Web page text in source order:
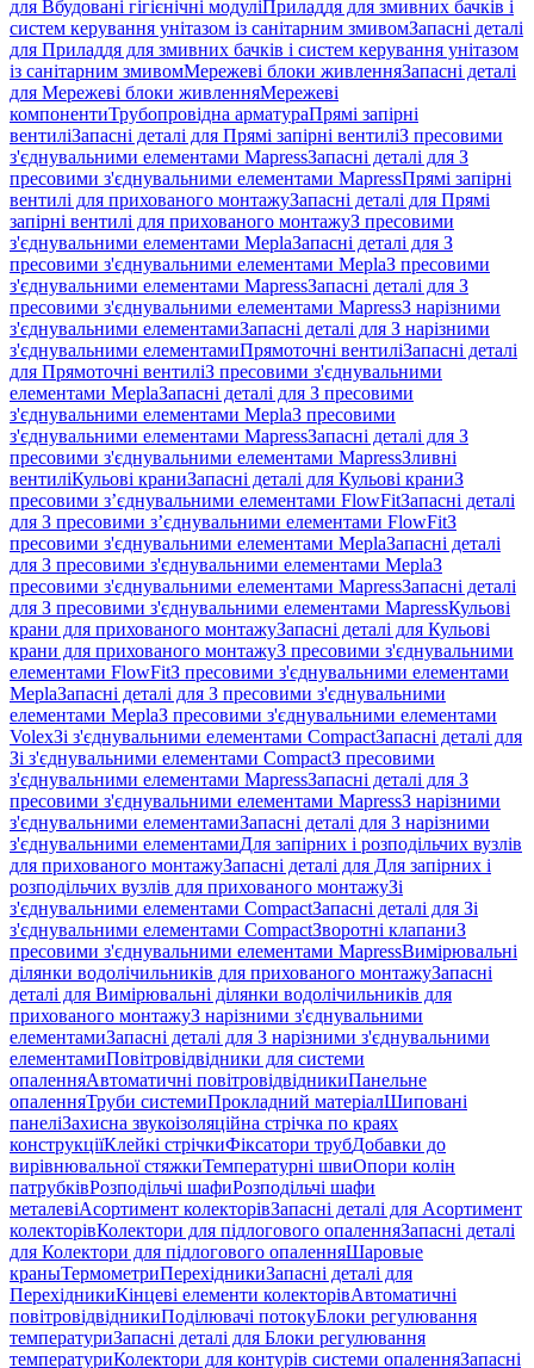
для Вбудовані гігієнічні модуліПриладдя для змивних бачків і
систем керування унітазом із санітарним змивомЗапасні деталі
для Приладдя для змивних бачків і систем керування унітазом
із санітарним змивомМережеві блоки живленняЗапасні деталі
для Мережеві блоки живленняМережеві
компонентиТрубопровідна арматураПрямі запірні
вентиліЗапасні деталі для Прямі запірні вентиліЗ пресовими
з'єднувальними елементами MapressЗапасні деталі для З
пресовими з'єднувальними елементами MapressПрямі запірні
вентилі для прихованого монтажуЗапасні деталі для Прямі
запірні вентилі для прихованого монтажуЗ пресовими
з'єднувальними елементами MeplaЗапасні деталі для З
пресовими з'єднувальними елементами MeplaЗ пресовими
з'єднувальними елементами MapressЗапасні деталі для З
пресовими з'єднувальними елементами MapressЗ нарізними
з'єднувальними елементамиЗапасні деталі для З нарізними
з'єднувальними елементамиПрямоточні вентиліЗапасні деталі
для Прямоточні вентиліЗ пресовими з'єднувальними
елементами MeplaЗапасні деталі для З пресовими
з'єднувальними елементами MeplaЗ пресовими
з'єднувальними елементами MapressЗапасні деталі для З
пресовими з'єднувальними елементами MapressЗливні
вентиліКульові краниЗапасні деталі для Кульові краниЗ
пресовими з’єднувальними елементами FlowFitЗапасні деталі
для З пресовими з’єднувальними елементами FlowFitЗ
пресовими з'єднувальними елементами MeplaЗапасні деталі
для З пресовими з'єднувальними елементами MeplaЗ
пресовими з'єднувальними елементами MapressЗапасні деталі
для З пресовими з'єднувальними елементами MapressКульові
крани для прихованого монтажуЗапасні деталі для Кульові
крани для прихованого монтажуЗ пресовими з'єднувальними
елементами FlowFitЗ пресовими з'єднувальними елементами
MeplaЗапасні деталі для З пресовими з'єднувальними
елементами MeplaЗ пресовими з'єднувальними елементами
VolexЗі з'єднувальними елементами CompactЗапасні деталі для
Зі з'єднувальними елементами CompactЗ пресовими
з'єднувальними елементами MapressЗапасні деталі для З
пресовими з'єднувальними елементами MapressЗ нарізними
з'єднувальними елементамиЗапасні деталі для З нарізними
з'єднувальними елементамиДля запірних і розподільчих вузлів
для прихованого монтажуЗапасні деталі для Для запірних і
розподільчих вузлів для прихованого монтажуЗі
з'єднувальними елементами CompactЗапасні деталі для Зі
з'єднувальними елементами CompactЗворотні клапаниЗ
пресовими з'єднувальними елементами MapressВимірювальні
ділянки водолічильників для прихованого монтажуЗапасні
деталі для Вимірювальні ділянки водолічильників для
прихованого монтажуЗ нарізними з'єднувальними
елементамиЗапасні деталі для З нарізними з'єднувальними
елементамиПовітровідвідники для системи
опаленняАвтоматичні повітровідвідникиПанельне
опаленняТруби системиПрокладний матеріалШиповані
панеліЗахисна звукоізоляційна стрічка по краях
конструкціїКлейкі стрічкиФіксатори трубДобавки до
вирівнювальної стяжкиТемпературні швиОпори колін
патрубківРозподільчі шафиРозподільчі шафи
металевіАсортимент колекторівЗапасні деталі для Асортимент
колекторівКолектори для підлогового опаленняЗапасні деталі
для Колектори для підлогового опаленняШаровые
краныТермометриПерехідникиЗапасні деталі для
ПерехідникиКінцеві елементи колекторівАвтоматичні
повітровідвідникиПоділювачі потокуБлоки регулювання
температуриЗапасні деталі для Блоки регулювання
температуриКолектори для контурів системи опаленняЗапасні